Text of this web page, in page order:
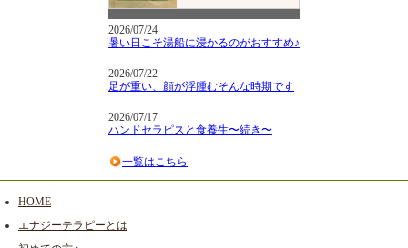
2026/07/24
暑い日こそ湯船に浸かるのがおすすめ♪
2026/07/22
足が重い、顔が浮腫むそんな時期です
2026/07/17
ハンドセラピスと食養生〜続き〜
一覧はこちら
HOME
エナジーテラピーとは